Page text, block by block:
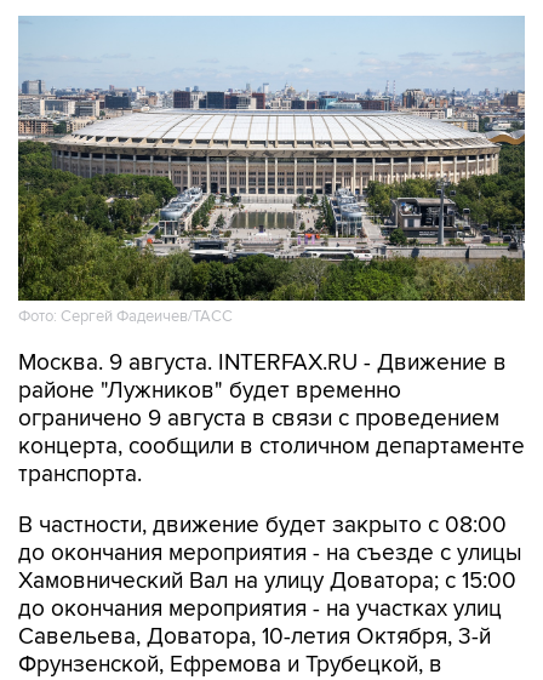
Фото: Сергей Фадеичев/ТАСС
Москва. 9 августа. INTERFAX.RU - Движение в
районе "Лужников" будет временно
ограничено 9 августа в связи с проведением
концерта, сообщили в столичном департаменте
транспорта.
В частности, движение будет закрыто с 08:00
до окончания мероприятия - на съезде с улицы
Хамовнический Вал на улицу Доватора; с 15:00
до окончания мероприятия - на участках улиц
Савельева, Доватора, 10-летия Октября, 3-й
Фрунзенской, Ефремова и Трубецкой, в